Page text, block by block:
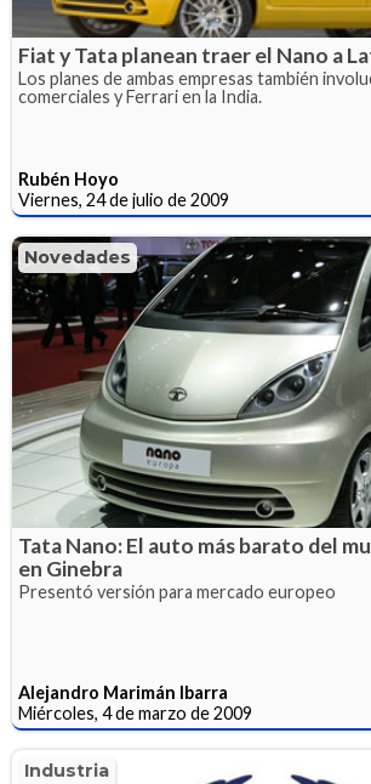
Fiat y Tata planean traer el Nano a
Los planes de ambas empresas también
comerciales y Ferrari en la India.
Rubén Hoyo
Viernes, 24 de julio de 2009
Novedades
Tata Nano: El auto más barato del
en Ginebra
Presentó versión para mercado europeo
Alejandro Marimán Ibarra
Miércoles, 4 de marzo de 2009
Industria